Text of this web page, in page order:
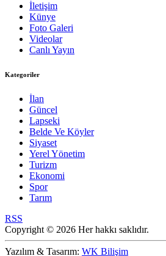
İletişim
Künye
Foto Galeri
Videolar
Canlı Yayın
Kategoriler
İlan
Güncel
Lapseki
Belde Ve Köyler
Siyaset
Yerel Yönetim
Turizm
Ekonomi
Spor
Tarım
RSS
Copyright © 2026 Her hakkı saklıdır.
Yazılım & Tasarım: WK Bilişim